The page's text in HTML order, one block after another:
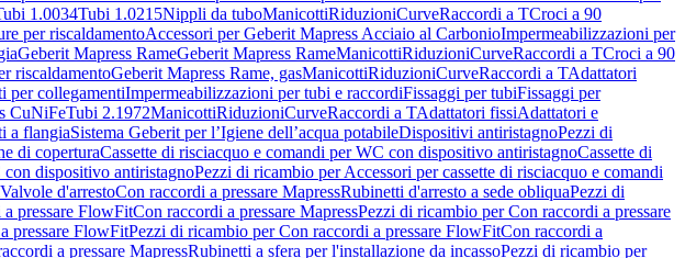
1.0034Tubi 1.0215Nippli da tuboManicottiRiduzioniCurveRaccordi a TCroci a 90
per riscaldamentoAccessori per Geberit Mapress Acciaio al CarbonioImpermeabilizzazioni per
Geberit Mapress RameGeberit Mapress RameManicottiRiduzioniCurveRaccordi a TCroci a 90
riscaldamentoGeberit Mapress Rame, gasManicottiRiduzioniCurveRaccordi a TAdattatori
per collegamentiImpermeabilizzazioni per tubi e raccordiFissaggi per tubiFissaggi per
CuNiFeTubi 2.1972ManicottiRiduzioniCurveRaccordi a TAdattatori fissiAdattatori e
a flangiaSistema Geberit per l’Igiene dell’acqua potabileDispositivi antiristagnoPezzi di
di coperturaCassette di risciacquo e comandi per WC con dispositivo antiristagnoCassette di
con dispositivo antiristagnoPezzi di ricambio per Accessori per cassette di risciacquo e comandi
Valvole d'arrestoCon raccordi a pressare MapressRubinetti d'arresto a sede obliquaPezzi di
pressare FlowFitCon raccordi a pressare MapressPezzi di ricambio per Con raccordi a pressare
pressare FlowFitPezzi di ricambio per Con raccordi a pressare FlowFitCon raccordi a
a pressare MapressRubinetti a sfera per l'installazione da incassoPezzi di ricambio per